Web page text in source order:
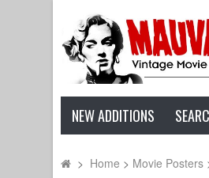
NEW ADDITIONS
> Home > Movie Posters